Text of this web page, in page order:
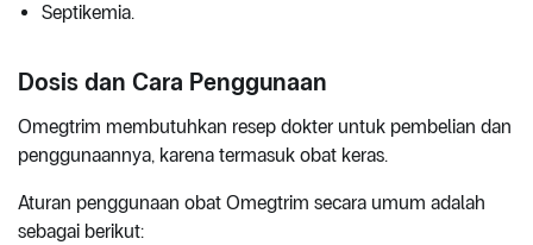
Septikemia.
Dosis dan Cara Penggunaan
Omegtrim membutuhkan resep dokter untuk pembelian dan
penggunaannya, karena termasuk obat keras.
Aturan penggunaan obat Omegtrim secara umum adalah
sebagai berikut: